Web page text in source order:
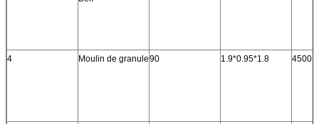
4 Moulin de granule90 1.9*0.95*1.8 4500